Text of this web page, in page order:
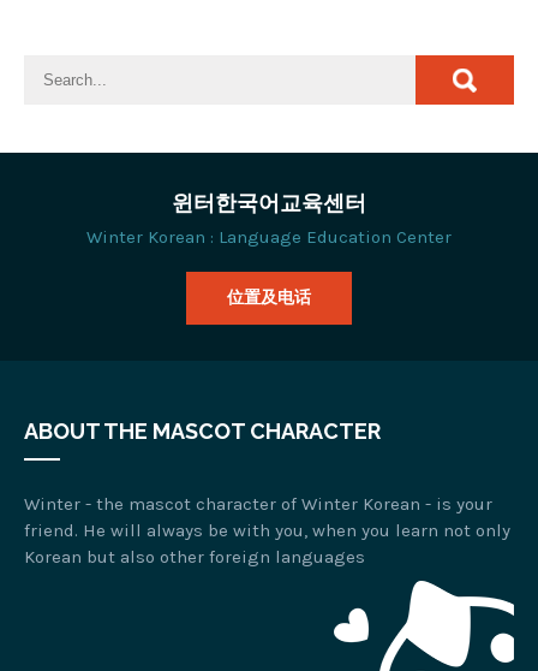
윈터한국어교육센터
Winter Korean : Language Education Center
位置及电话
ABOUT THE MASCOT CHARACTER
Winter - the mascot character of Winter Korean - is your
friend. He will always be with you, when you learn not only
Korean but also other foreign languages